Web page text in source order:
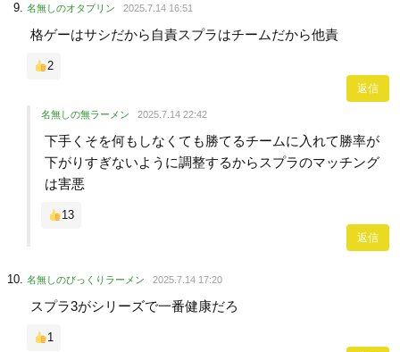
名無しのオタプリン 2025.7.14 16:51
格ゲーはサシだから自責スプラはチームだから他責
2
返信
名無しの無ラーメン 2025.7.14 22:42
下手くそを何もしなくても勝てるチームに入れて勝率が
下がりすぎないように調整するからスプラのマッチング
は害悪
13
返信
名無しのびっくりラーメン 2025.7.14 17:20
スプラ3がシリーズで一番健康だろ
1